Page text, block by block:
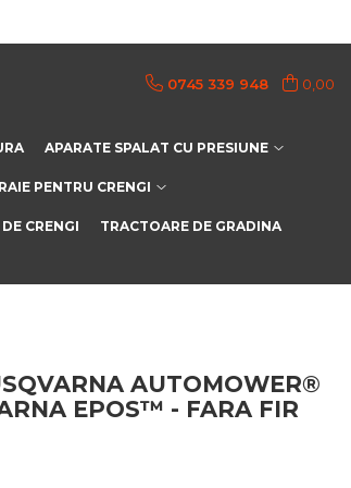
0745 339 948 0,00
APARATE SPALAT CU PRESIUNE
PENTRU CRENGI
CRENGI TRACTOARE DE GRADINA
AUTOMOWER®
EPOS™ - FARA FIR